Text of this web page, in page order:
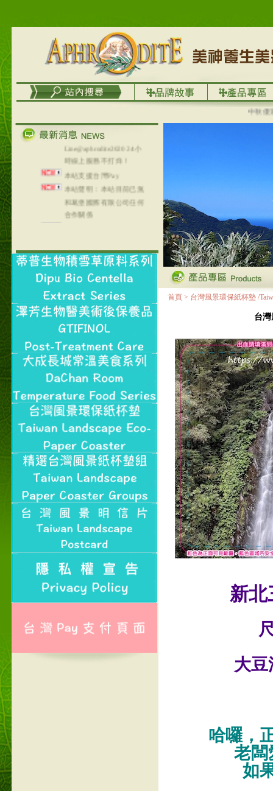
中秋優選，
在外租屋者、居住處無管
理員、不方便在工作地點
取件者，歡迎多多使用
【郵局i郵箱】的服務喔～
【i郵箱】設立的地點，請
Line@aphrodite2020 24小
時線上服務不打烊！
本站支援台灣Pay
本站聲明：本站目前已無
和葛堡國際有限公司任何
合作關係
本站支援支付宝
NT$320(RMB￥71.00)
首頁 > 台灣風景環保紙杯墊 /
台灣
新北
大
哈囉，
老闆
如